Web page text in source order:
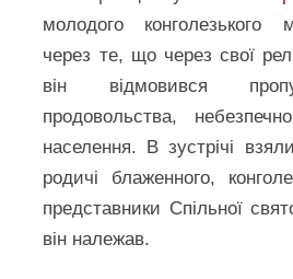
молодого конголезького
через те, що через свої
він відмовився
продовольства,
населення. В зустрічі
родичі блаженного,
представники Спільної
він належав.